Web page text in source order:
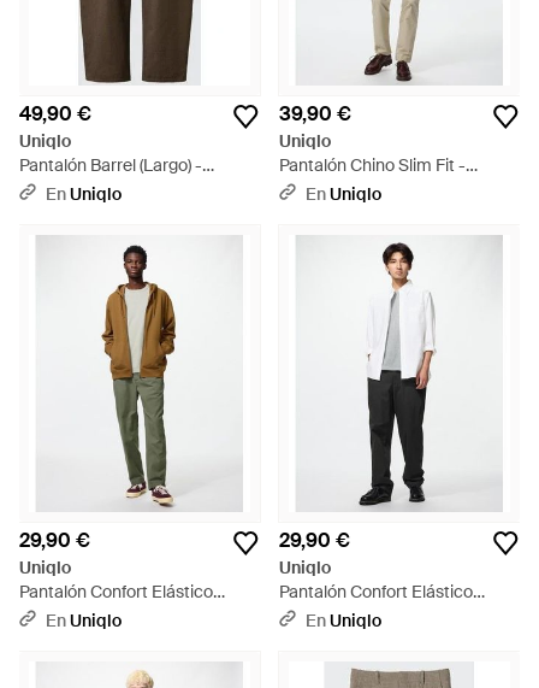
49,90 €
Uniqlo
Pantalón Barrel (Largo) -
Marrón
EnUniqlo
39,90 €
Uniqlo
Pantalón Chino Slim Fit -
Neutro
EnUniqlo
29,90 €
Uniqlo
Pantalón Confort Elástico
Tobillero (Largo) - Verde
EnUniqlo
29,90 €
Uniqlo
Pantalón Confort Elástico
Tobillero (Largo) - Blanco
EnUniqlo